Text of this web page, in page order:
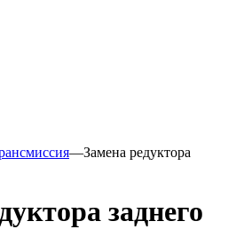
—Замена редуктора
заднего